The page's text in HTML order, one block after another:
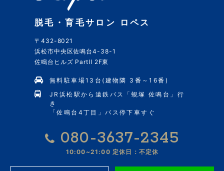
脱毛・育毛サロン ロペス
〒432-8021
浜松市中央区佐鳴台4-38-1
佐鳴台ヒルズ PartII 2F東
無料駐車場13台(建物隣 3番～16番)
JR浜松駅から遠鉄バス「蜆塚 佐鳴台」行
き
「佐鳴台4丁目」バス停下車すぐ
080-3637-2345
10:00~21:00 定休日：不定休